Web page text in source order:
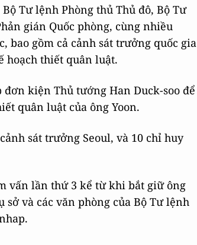
Tư lệnh Phòng thủ Thủ đô, Bộ Tư
gián Quốc phòng, cùng nhiều
bao gồm cả cảnh sát trưởng quốc gia
hoạch thiết quân luật.
kiện Thủ tướng Han Duck-soo để
quân luật của ông Yoon.
sát trưởng Seoul, và 10 chỉ huy
vấn lần thứ 3 kể từ khi bắt giữ ông
và các văn phòng của Bộ Tư lệnh